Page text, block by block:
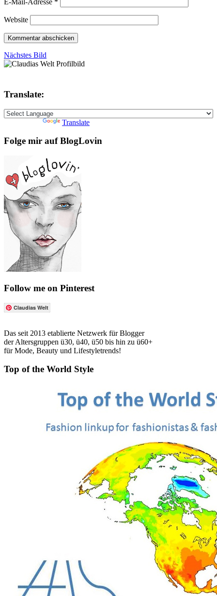
E-Mail-Adresse *
Website
Nächstes Bild
Translate:
Translate
Folge mir auf BlogLovin
Follow me on Pinterest
Claudias Welt
Das seit 2013 etablierte Netzwerk für Blogger
der Altersgruppen ü30, ü40, ü50 bis hin zu ü60+
für Mode, Beauty und Lifestyletrends!
Top of the World Style